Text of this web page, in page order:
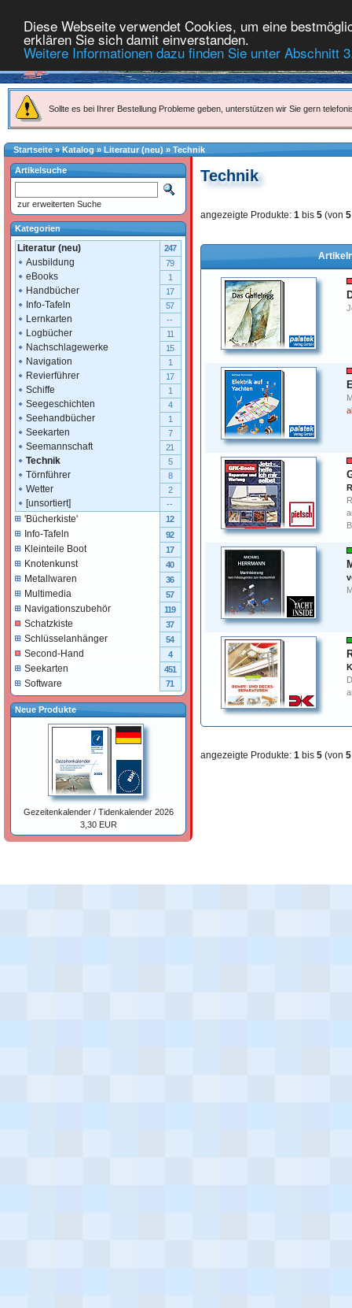
Diese Webseite verwendet Cookies, um eine
erklären Sie sich damit einverstanden.
Weitere Informationen dazu finden Sie unter Abschnitt
Sollte es bei Ihrer Bestellung Probleme geben, unterstützen wir Sie gern
Startseite»Katalog » Literatur (neu) » Technik
Technik
angezeigte Produkte: 1 bis 5 (von 5
angezeigte Produkte: 1 bis 5 (von 5
Artikelsuche
zur erweiterten Suche
Kategorien
Literatur (neu) 247
Ausbildung 79
eBooks 1
Handbücher 17
Info-Tafeln 57
Lernkarten --
Logbücher 11
Nachschlagewerke 15
Navigation 1
Revierführer 17
Schiffe 1
Seegeschichten 4
Seehandbücher 1
Seekarten 7
Seemannschaft 21
Technik 5
Törnführer 8
Wetter 2
[unsortiert] --
'Bücherkiste' 12
Info-Tafeln 92
Kleinteile Boot 17
Knotenkunst 40
Metallwaren 36
Multimedia 57
Navigationszubehör 119
Schatzkiste 37
Schlüsselanhänger 54
Second-Hand 4
Seekarten 451
Software 71
Neue Produkte
Gezeitenkalender / Tidenkalender 2026
3,30 EUR